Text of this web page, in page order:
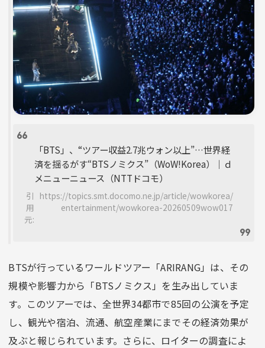
「BTS」、“ツアー収益2.7兆ウォン以上”…世界経
済を揺るがす“BTSノミクス”（WoW!Korea）｜ｄ
メニューニュース（NTTドコモ）
引
用
元:
https://topics.smt.docomo.ne.jp/article/wowkorea/
entertainment/wowkorea-20260509wow017
BTSが行っているワールドツアー「ARIRANG」は、その
規模や影響力から「BTSノミクス」を生み出していま
す。このツアーでは、全世界34都市で85回の公演を予定
し、観光や宿泊、流通、航空産業にまでその経済効果が
及ぶと報じられています。さらに、ロイターの調査によ